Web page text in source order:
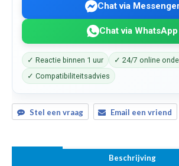
Chat via
Chat via WhatsApp
✓ Reactie binnen 1 uur
✓ 24/7 online
✓ Compatibiliteitsadvies
Stel een vraag Email een vriend
Beschrijving